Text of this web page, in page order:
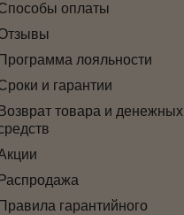
оплаты
Программа лояльности
и гарантии
Возврат товара и денежных
Распродажа
Правила гарантийного